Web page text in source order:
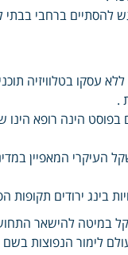
להסתיים ברחבי
עסקו בטלוויזיה
.
הינה רופא הינו
העיקרי המאפיין
בינג ירודים תקופות
במיטה להישאר
לימור הנפוצות